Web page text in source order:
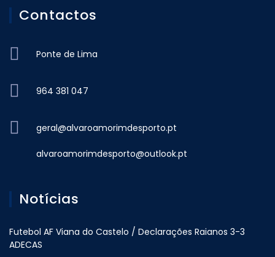
Contactos
Ponte de Lima
964 381 047
geral@alvaroamorimdesporto.pt
alvaroamorimdesporto@outlook.pt
Notícias
Futebol AF Viana do Castelo / Declarações Raianos 3-3
ADECAS